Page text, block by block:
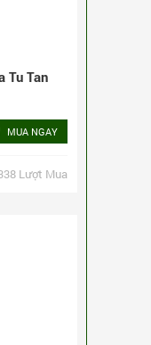
mắt,
viên
MUA NGAY